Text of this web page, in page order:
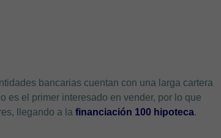
bancarias cuentan con una larga cartera
es el primer interesado en vender, por lo que
llegando a lafinanciación 100 hipoteca.